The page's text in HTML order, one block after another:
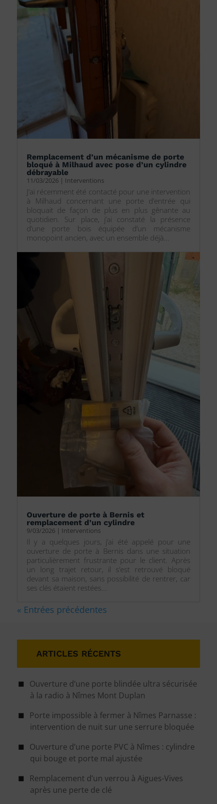
Remplacement d’un mécanisme de porte
bloqué à Milhaud avec pose d’un cylindre
débrayable
11/03/2026 | Interventions
J’ai récemment été contacté pour une intervention
à Milhaud concernant une porte d’entrée qui
bloquait de façon de plus en plus gênante au
quotidien. Sur place, j’ai constaté la présence
d’une porte bois équipée d’un mécanisme
monopoint ancien, avec un ensemble déjà...
Ouverture de porte à Bernis et
remplacement d’un cylindre
9/03/2026 | Interventions
Il y a quelques jours, j’ai été appelé pour une
ouverture de porte à Bernis dans une situation
particulièrement frustrante pour le client. Après
un long trajet retour, il s’est retrouvé bloqué
devant sa maison, sans possibilité de rentrer, car
ses clés étaient restées...
« Entrées précédentes
ARTICLES RÉCENTS
Ouverture d’une porte blindée ultra sécurisée
à la radio à Nîmes Mont Duplan
Porte impossible à fermer à Nîmes Parnasse :
intervention de nuit sur une serrure bloquée
Ouverture d’une porte PVC à Nîmes : cylindre
qui bouge et porte mal ajustée
Remplacement d’un verrou à Aigues-Vives
après une perte de clé